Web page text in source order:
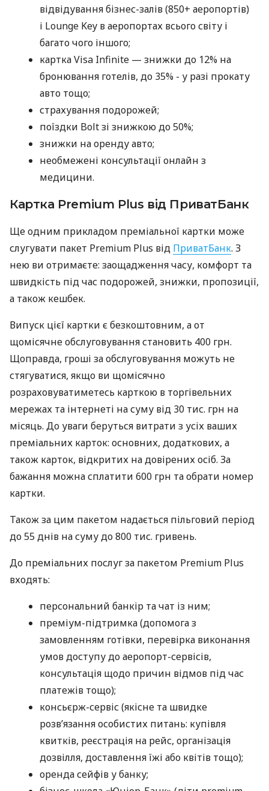
відвідування бізнес-залів (850+ аеропортів)
і Lounge Key в аеропортах всього світу і
багато чого іншого;
картка Visa Infinite — знижки до 12% на
бронювання готелів, до 35% - у разі прокату
авто тощо;
страхування подорожей;
поїздки Bolt зі знижкою до 50%;
знижки на оренду авто;
необмежені консультації онлайн з
медицини.
Картка Premium Plus від ПриватБанк
Ще одним прикладом преміальної картки може
слугувати пакет Premium Plus від ПриватБанк. З
нею ви отримаєте: заощадження часу, комфорт та
швидкість під час подорожей, знижки, пропозиції,
а також кешбек.
Випуск цієї картки є безкоштовним, а от
щомісячне обслуговування становить 400 грн.
Щоправда, гроші за обслуговування можуть не
стягуватися, якщо ви щомісячно
розраховуватиметесь карткою в торгівельних
мережах та інтернеті на суму від 30 тис. грн на
місяць. До уваги беруться витрати з усіх ваших
преміальних карток: основних, додаткових, а
також карток, відкритих на довірених осіб. За
бажання можна сплатити 600 грн та обрати номер
картки.
Також за цим пакетом надається пільговий період
до 55 днів на суму до 800 тис. гривень.
До преміальних послуг за пакетом Premium Plus
входять:
персональний банкір та чат із ним;
преміум-підтримка (допомога з
замовленням готівки, перевірка виконання
умов доступу до аеропорт-сервісів,
консультація щодо причин відмов під час
платежів тощо);
консьєрж-сервіс (якісне та швидке
розв’язання особистих питань: купівля
квитків, реєстрація на рейс, організація
дозвілля, доставлення їжі або квітів тощо);
оренда сейфів у банку;